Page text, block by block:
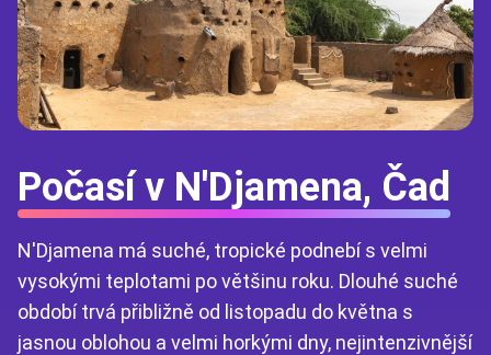
Počasí v N'Djamena, Čad
N'Djamena má suché, tropické podnebí s velmi
vysokými teplotami po většinu roku. Dlouhé suché
období trvá přibližně od listopadu do května s
jasnou oblohou a velmi horkými dny, nejintenzivnější